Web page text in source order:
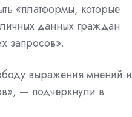
«платформы, которые
данных граждан
запросов».
выражения мнений и
— подчеркнули в